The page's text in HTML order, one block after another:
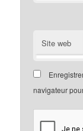
Site web
navigateur